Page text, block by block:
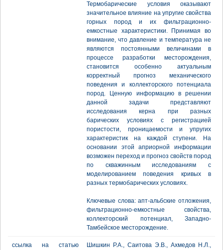
Термобарические условия оказывают
значительное влияние на упругие свойства
горных пород и их фильтрационно-
емкостные характеристики. Принимая во
внимание, что давление и температура не
являются постоянными величинами в
процессе разработки месторождения,
становится особенно актуальным
корректный прогноз механического
поведения и коллекторского потенциала
пород. Ценную информацию в решении
данной задачи представляют
исследования керна при разных
барических условиях с регистрацией
пористости, проницаемости и упругих
характеристик на каждой ступени. На
основании этой априорной информации
возможен переход и прогноз свойств пород
по скважинным исследованиям с
моделированием поведения кривых в
разных термобарических условиях.
Ключевые слова: апт-альбские отложения,
фильтрационно-емкостные свойства,
коллекторский потенциал, Западно-
Тамбейское месторождение.
ссылка на статью
Шишкин Р.А., Саитова Э.В., Ахмедов Н.Л.,